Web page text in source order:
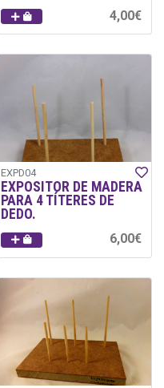
4,00€
EXPD04
EXPOSITOR DE MADERA
PARA 4 TÍTERES DE
DEDO.
6,00€